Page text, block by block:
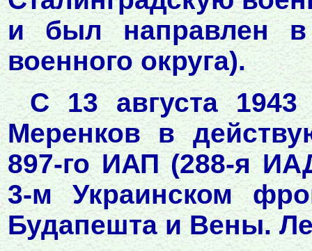
и был направлен
военного округа).
С 13 августа
Меренков в
897-го ИАП (288-я
3-м Украинском
Будапешта и Вены.